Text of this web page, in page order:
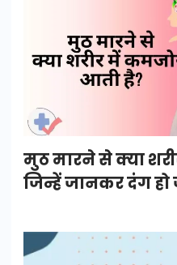
मुठ मारने से क्या
जिन्हें जानकर दंग हो